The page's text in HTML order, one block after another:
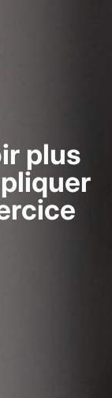
plus